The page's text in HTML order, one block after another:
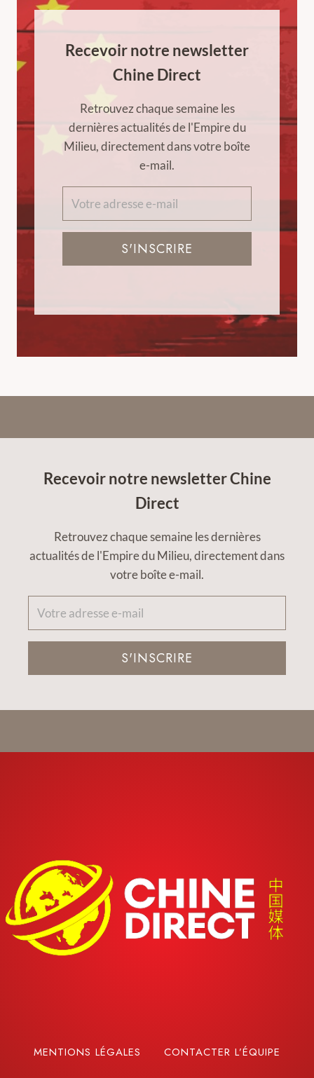
Recevoir notre newsletter
Chine Direct
Retrouvez chaque semaine les
dernières actualités de l'Empire du
Milieu, directement dans votre boîte
e-mail.
S'INSCRIRE
Recevoir notre newsletter Chine
Direct
Retrouvez chaque semaine les dernières
actualités de l'Empire du Milieu, directement dans
votre boîte e-mail.
S'INSCRIRE
MENTIONS LÉGALES CONTACTER L’ÉQUIPE